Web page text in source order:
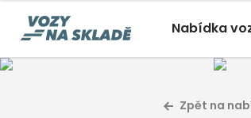
Nabídka
Zpět na